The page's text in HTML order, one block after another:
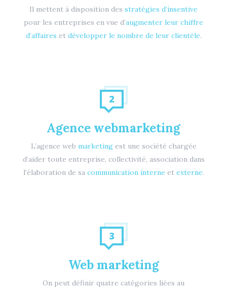
Il mettent à disposition des stratégies d’insentive
pour les entreprises en vue d’augmenter leur chiffre
d’affaires et développer le nombre de leur clientèle.
Agence webmarketing
L’agence web marketingest une société chargée
d’aider toute entreprise, collectivité, association dans
l’élaboration de sa communication interne et externe.
Web marketing
On peut définir quatre catégories liées au